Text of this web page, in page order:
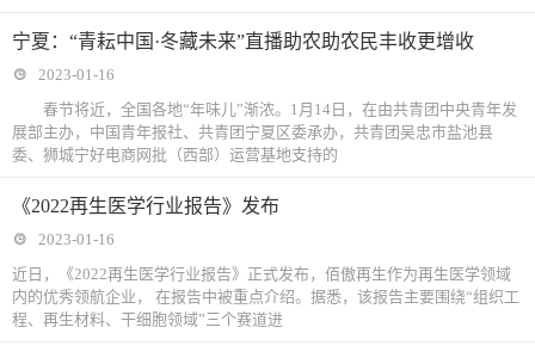
宁夏：“青耘中国·冬藏未来”直播助农助农民丰收更增收
2023-01-16
春节将近，全国各地“年味儿”渐浓。1月14日，在由共青团中央青年发
展部主办，中国青年报社、共青团宁夏区委承办，共青团吴忠市盐池县
委、狮城宁好电商网批（西部）运营基地支持的
《2022再生医学行业报告》发布
2023-01-16
近日，《2022再生医学行业报告》正式发布，佰傲再生作为再生医学领域
内的优秀领航企业， 在报告中被重点介绍。据悉，该报告主要围绕“组织工
程、再生材料、干细胞领域”三个赛道进